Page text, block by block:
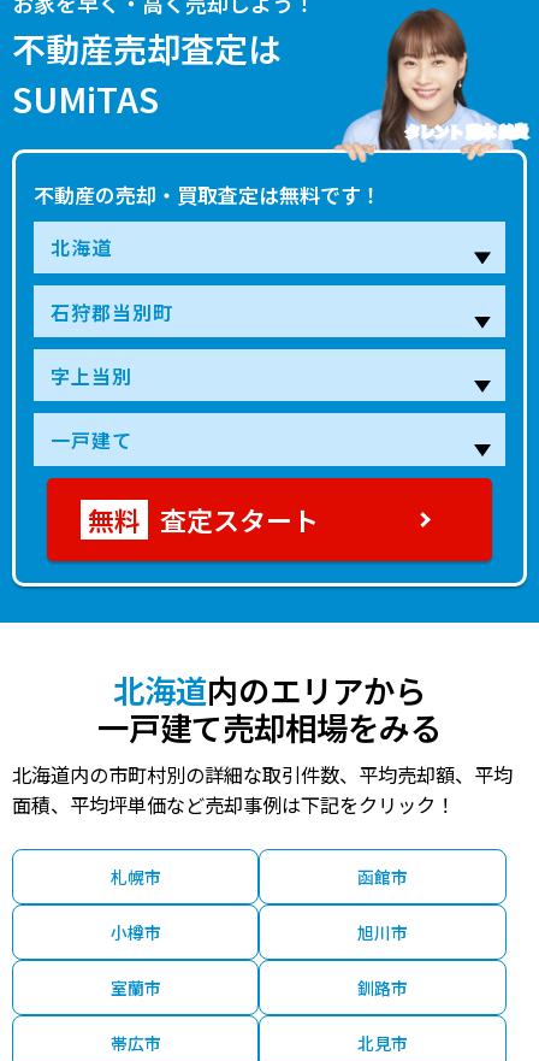
不動産売却査定は
SUMiTAS
不動産の売却・買取査定は無料です！
タレント 藤本 美貴
査定スタート
北海道内のエリアから
一戸建て売却相場をみる
北海道内の市町村別の詳細な取引件数、平均売却額、平均
面積、平均坪単価など売却事例は下記をクリック！
札幌市 函館市
小樽市 旭川市
室蘭市 釧路市
帯広市 北見市